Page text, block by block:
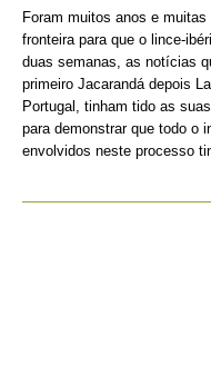
Foram muitos anos e
fronteira para que o lince-
duas semanas, as notícias
primeiro Jacarandá depois
Portugal, tinham tido as
para demonstrar que todo o
envolvidos neste processo